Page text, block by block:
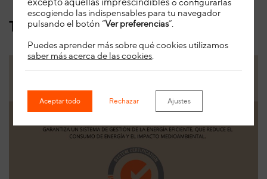
También te puede interesar
o configurarlas
escogiendo las indispensables para tu navegador
pulsando el botón “Ver preferencias”.
Puedes aprender más sobre qué cookies utilizamos
saber más acerca de las cookies.
Aceptar todo Rechazar Ajustes